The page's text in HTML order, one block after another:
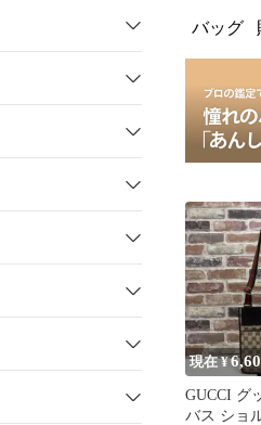
バッグ
現在 ¥
GUCCI グ
バス ショ